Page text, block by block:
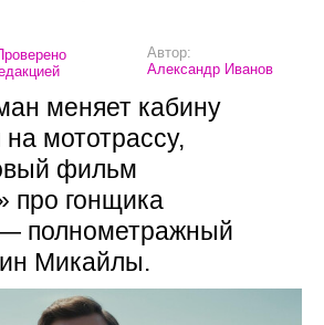
Автор:
Александр Иванов
меняет кабину
мототрассу,
фильм
про гонщика
полнометражный
Микайлы.